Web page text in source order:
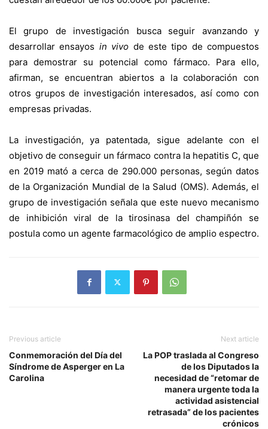
El grupo de investigación busca seguir avanzando y
desarrollar ensayos in vivo de este tipo de compuestos
para demostrar su potencial como fármaco. Para ello,
afirman, se encuentran abiertos a la colaboración con
otros grupos de investigación interesados, así como con
empresas privadas.
La investigación, ya patentada, sigue adelante con el
objetivo de conseguir un fármaco contra la hepatitis C, que
en 2019 mató a cerca de 290.000 personas, según datos
de la Organización Mundial de la Salud (OMS). Además, el
grupo de investigación señala que este nuevo mecanismo
de inhibición viral de la tirosinasa del champiñón se
postula como un agente farmacológico de amplio espectro.
Previous article
Conmemoración del Día del
Síndrome de Asperger en La
Carolina
Next article
La POP traslada al Congreso
de los Diputados la
necesidad de “retomar de
manera urgente toda la
actividad asistencial
retrasada” de los pacientes
crónicos